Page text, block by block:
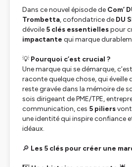
Dans ce nouvel épisode de Com’
Trombetta, cofondatrice de DU
dévoile 5 clés essentiellespour
impactante qui marque
💡 Pourquoi c’est crucial ?
Une marque qui se démarque,
raconte quelque chose, qui éveille
reste gravée dans la mémoire de
sois dirigeant de PME/TPE,
communication, ces 5 piliers
une identité qui inspire confiance
idéaux.
🔎 Les 5 clés pour créer une